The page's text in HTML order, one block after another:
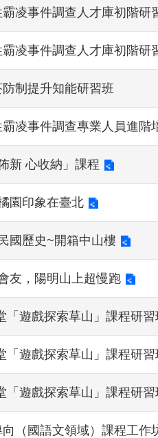
凌事件調查人才庫初階研
凌事件調查人才庫初階研
制提升知能研習班
凌事件調查專業人員進階
新 心收納」課程
園印象在臺北
國歷史~開箱中山樓
友，陽明山上超慢跑
遊戲探索草山」課程研
遊戲探索草山」課程研
遊戲探索草山」課程研
（國語文領域）課程工作